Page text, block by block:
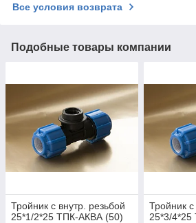
Все условия возврата
Подобные товары компании
Тройник с внутр. резьбой
25*1/2*25 ТПК-АКВА (50)
Тройник с
25*3/